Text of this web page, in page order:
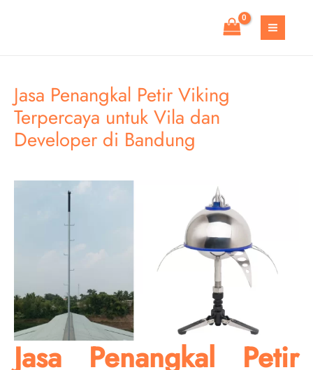
MAIN
Jasa Penangkal Petir Viking
Terpercaya untuk Vila dan
Developer di Bandung
Jasa Penangkal Petir